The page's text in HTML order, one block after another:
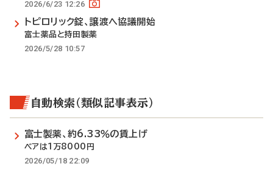
2026/6/23 12:26
トピロリック錠、譲渡へ協議開始
富士薬品と持田製薬
2026/5/28 10:57
自動検索（類似記事表示）
富士製薬、約6.33％の賃上げ
ベアは1万8000円
2026/05/18 22:09